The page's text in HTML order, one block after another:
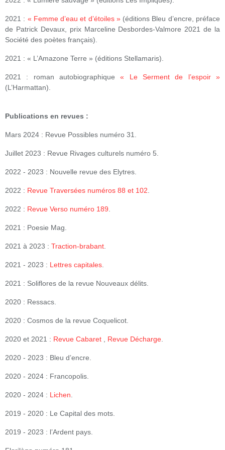
2021 : « Femme d’eau et d’étoiles »(éditions Bleu d’encre, préface
de Patrick Devaux, prix Marceline Desbordes-Valmore 2021 de la
Société des poètes français).
2021 : « L’Amazone Terre » (éditions Stellamaris).
2021 : roman autobiographique« Le Serment de l’espoir »
(L’Harmattan).
Publications en revues :
Mars 2024 : Revue Possibles numéro 31.
Juillet 2023 : Revue Rivages culturels numéro 5.
2022 - 2023 : Nouvelle revue des Elytres.
2022 : Revue Traversées numéros 88 et 102
2022 : Revue Verso numéro 189
2021 : Poesie Mag.
2021 à 2023 : Traction-brabant
2021 - 2023 : Lettres capitales
2021 : Soliflores de la revue Nouveaux délits.
2020 : Ressacs.
2020 : Cosmos de la revue Coquelicot.
2020 et 2021 : Revue Cabaret Revue Décharge
2020 - 2023 : Bleu d’encre.
2020 - 2024 : Francopolis.
2020 - 2024 : Lichen
2019 - 2020 : Le Capital des mots.
2019 - 2023 : l’Ardent pays.